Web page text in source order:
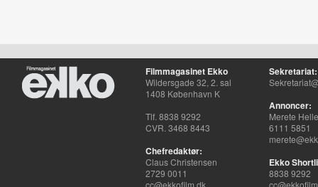
Filmmagasinet Ekko
Wildersgade 32, 2. sal
1408 København K
Tlf. 8838 9292
CVR. 3468 8443
Chefredaktør:
Claus Christensen
2729 0011
cc@ekkofilm.dk
Sekretariat:
Annoncer:
Merete
6111 5851
Ekko
8838 9292